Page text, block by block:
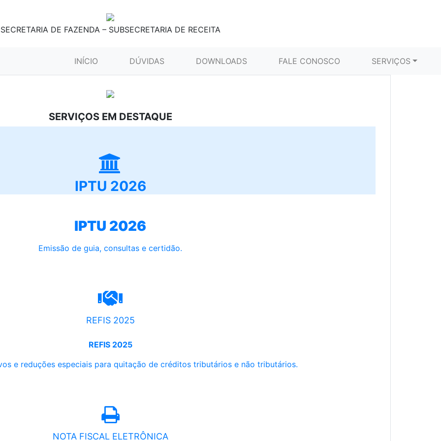
SECRETARIA DE FAZENDA – SUBSECRETARIA DE RECEITA
INÍCIO (CURRENT)DÚVIDAS DOWNLOADS FALE CONOSCO SERVIÇOS
SERVIÇOS EM DESTAQUE
IPTU 2026
IPTU 2026
Emissão de guia, consultas e certidão.
REFIS 2025
REFIS 2025
e reduções especiais para quitação de créditos tributários e não tributários.
NOTA FISCAL ELETRÔNICA